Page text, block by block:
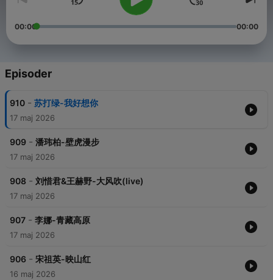
00:00 00:00
Episoder
910 - 苏打绿-我好想你
17 maj 2026
909 - 潘玮柏-壁虎漫步
17 maj 2026
908 - 刘惜君&王赫野-大风吹(live)
17 maj 2026
907 - 李娜-青藏高原
17 maj 2026
906 - 宋祖英-映山红
16 maj 2026